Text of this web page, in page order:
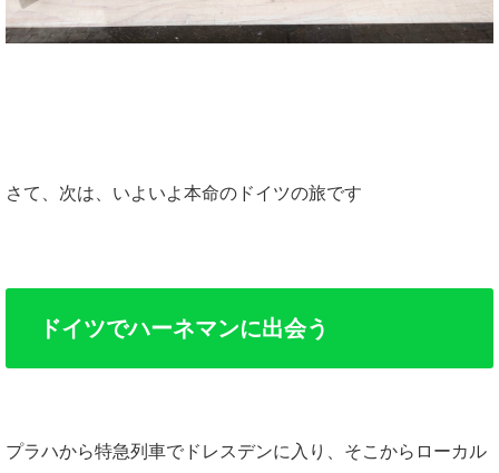
さて、次は、いよいよ本命のドイツの旅です
ドイツでハーネマンに出会う
プラハから特急列車でドレスデンに入り、そこからローカル